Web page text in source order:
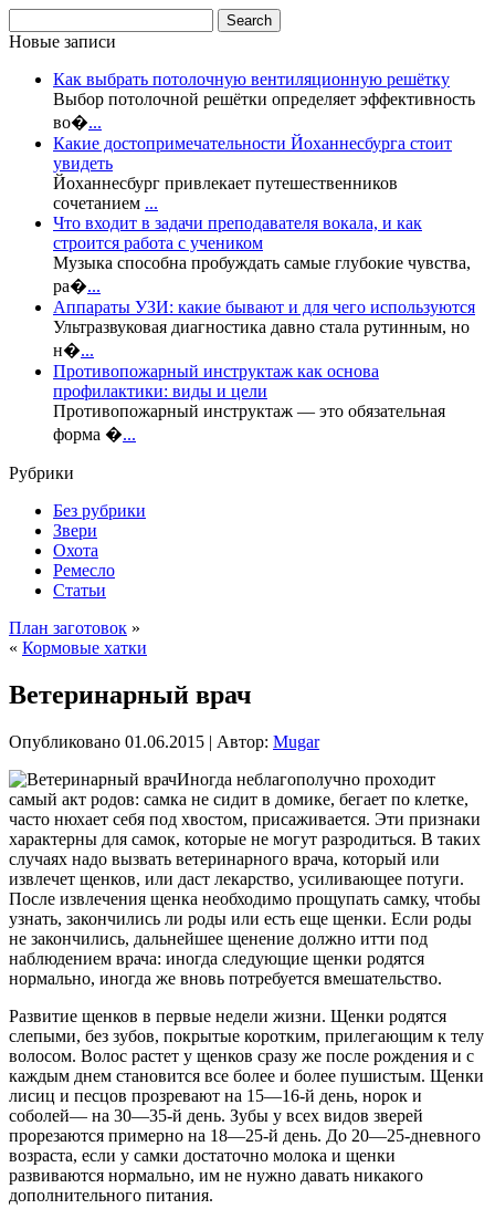
Новые записи
Как выбрать потолочную вентиляционную решётку
Выбор потолочной решётки определяет эффективность
во�...
Какие достопримечательности Йоханнесбурга стоит
увидеть
Йоханнесбург привлекает путешественников
сочетанием ...
Что входит в задачи преподавателя вокала, и как
строится работа с учеником
Музыка способна пробуждать самые глубокие чувства,
ра�...
Аппараты УЗИ: какие бывают и для чего используются
Ультразвуковая диагностика давно стала рутинным, но
н�...
Противопожарный инструктаж как основа
профилактики: виды и цели
Противопожарный инструктаж — это обязательная
форма �...
Рубрики
Без рубрики
Звери
Охота
Ремесло
Статьи
План заготовок »
« Кормовые хатки
Ветеринарный врач
Опубликовано 01.06.2015 | Автор: Mugar
Иногда неблагополучно проходит
самый акт родов: самка не сидит в домике, бегает по клетке,
часто нюхает себя под хвостом, присаживается. Эти признаки
характерны для самок, которые не могут разродиться. В таких
случаях надо вызвать ветеринарного врача, который или
извлечет щенков, или даст лекарство, усиливающее потуги.
После извлечения щенка необходимо прощупать самку, чтобы
узнать, закончились ли роды или есть еще щенки. Если роды
не закончились, дальнейшее щенение должно итти под
наблюдением врача: иногда следующие щенки родятся
нормально, иногда же вновь потребуется вмешательство.
Развитие щенков в первые недели жизни. Щенки родятся
слепыми, без зубов, покрытые коротким, прилегающим к телу
волосом. Волос растет у щенков сразу же после рождения и с
каждым днем становится все более и более пушистым. Щенки
лисиц и песцов прозревают на 15—16-й день, норок и
соболей— на 30—35-й день. Зубы у всех видов зверей
прорезаются примерно на 18—25-й день. До 20—25-дневного
возраста, если у самки достаточно молока и щенки
развиваются нормально, им не нужно давать никакого
дополнительного питания.